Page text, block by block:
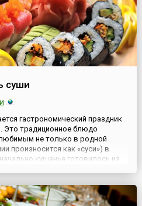
суши
гастрономический праздник
Это традиционное блюдо
не только в родной
произносится как «суси») в
кушанье готовилось из